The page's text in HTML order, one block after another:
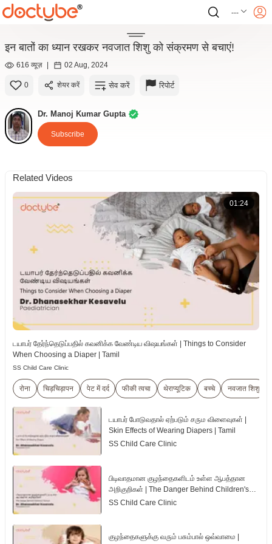
---
इन बातों का ध्यान रखकर नवजात शिशु को संक्रमण से बचाएं!
616 व्यूज़ | 02 Aug, 2024
0 शेयर करें सेव करें रिपोर्ट
Dr. Manoj Kumar Gupta
Subscribe
Related Videos
01:24
டயாபர் தேர்ந்தெடுப்பதில் கவனிக்க வேண்டிய விஷயங்கள் | Things to Consider
When Choosing a Diaper | Tamil
SS Child Care Clinic
रोना चिड़चिड़ापन पेट में दर्द फीकी त्वचा थेराप्यूटिक बच्चे नवजात शिशु
டயாபர் போடுவதால் ஏற்படும் சரும விளைவுகள் |
Skin Effects of Wearing Diapers | Tamil
SS Child Care Clinic
பிடிவாதமான குழந்தைகளிடம் உள்ள ஆபத்தான
அறிகுறிகள் | The Danger Behind Children's
Tantrum | Tamil
SS Child Care Clinic
குழந்தைகளுக்கு வரும் பசும்பால் ஒவ்வாமை |